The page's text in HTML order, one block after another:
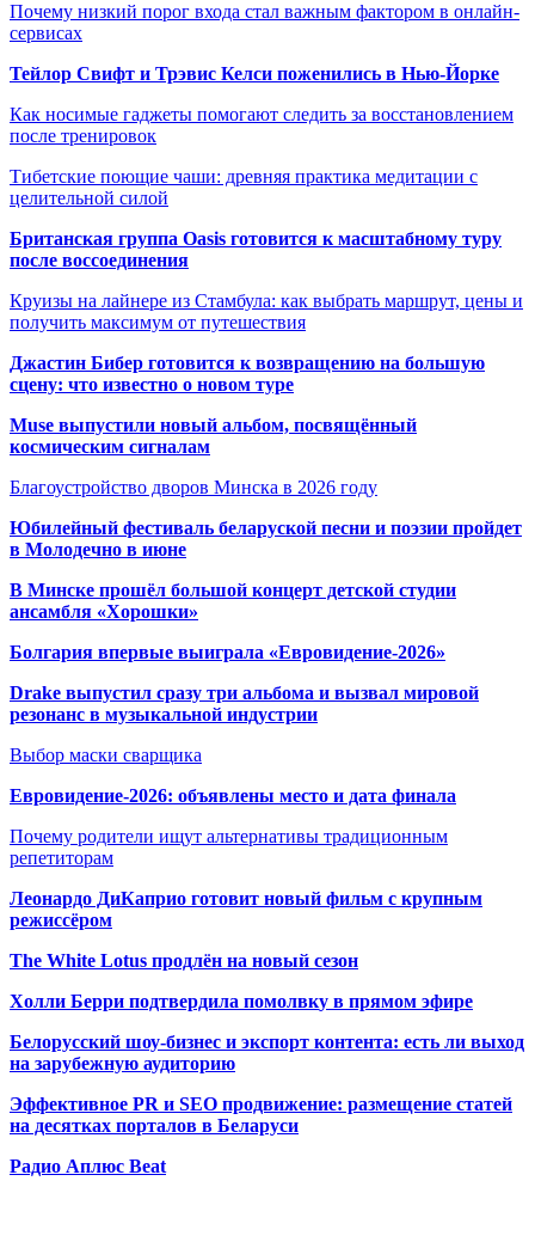
Почему низкий порог входа стал важным фактором в онлайн-
сервисах
Тейлор Свифт и Трэвис Келси поженились в Нью-Йорке
Как носимые гаджеты помогают следить за восстановлением
после тренировок
Тибетские поющие чаши: древняя практика медитации с
целительной силой
Британская группа Oasis готовится к масштабному туру
после воссоединения
Круизы на лайнере из Стамбула: как выбрать маршрут, цены и
получить максимум от путешествия
Джастин Бибер готовится к возвращению на большую
сцену: что известно о новом туре
Muse выпустили новый альбом, посвящённый
космическим сигналам
Благоустройство дворов Минска в 2026 году
Юбилейный фестиваль беларуской песни и поэзии пройдет
в Молодечно в июне
В Минске прошёл большой концерт детской студии
ансамбля «Хорошки»
Болгария впервые выиграла «Евровидение-2026»
Drake выпустил сразу три альбома и вызвал мировой
резонанс в музыкальной индустрии
Выбор маски сварщика
Евровидение-2026: объявлены место и дата финала
Почему родители ищут альтернативы традиционным
репетиторам
Леонардо ДиКаприо готовит новый фильм с крупным
режиссёром
The White Lotus продлён на новый сезон
Холли Берри подтвердила помолвку в прямом эфире
Белорусский шоу-бизнес и экспорт контента: есть ли выход
на зарубежную аудиторию
Эффективное PR и SEO продвижение: размещение статей
на десятках порталов в Беларуси
Радио Аплюс Beat